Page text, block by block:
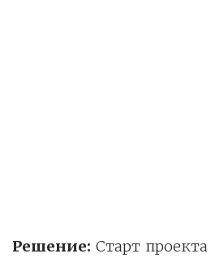
Решение: Старт